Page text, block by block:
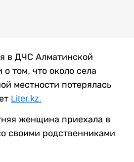
в ДЧС Алматинской
том, что около села
местности потерялась
Liter.kz.
женщина приехала в
своими родственниками